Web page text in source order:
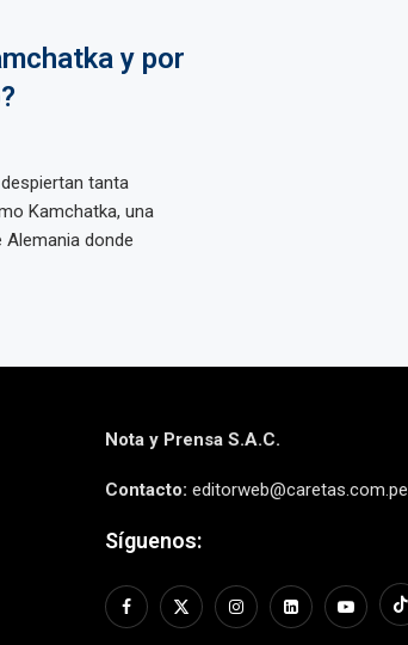
y por
tanta
Kamchatka, una
donde
Nota y Prensa S.A.C.
Contacto: editorweb@caretas.com.pe
Síguenos: